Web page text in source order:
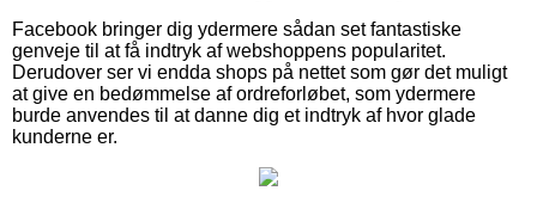
Facebook bringer dig ydermere sådan set fantastiske
genveje til at få indtryk af webshoppens popularitet.
Derudover ser vi endda shops på nettet som gør det muligt
at give en bedømmelse af ordreforløbet, som ydermere
burde anvendes til at danne dig et indtryk af hvor glade
kunderne er.